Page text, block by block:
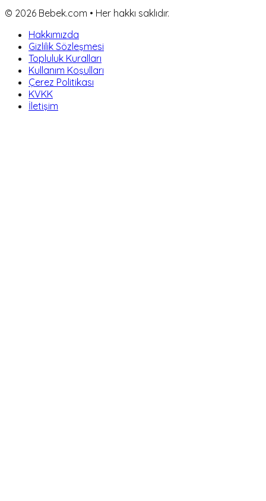
© 2026 Bebek.com • Her hakkı saklıdır.
Hakkımızda
Gizlilik Sözleşmesi
Topluluk Kuralları
Kullanım Koşulları
Çerez Politikası
KVKK
İletişim